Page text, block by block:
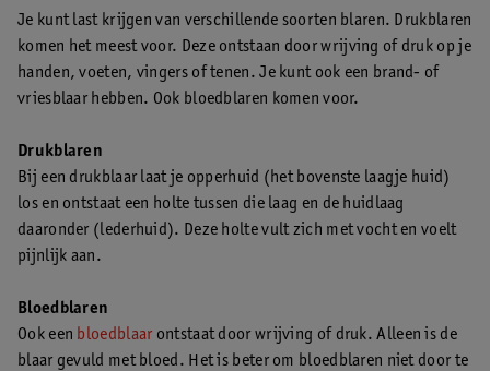
Je kunt last krijgen van verschillende soorten blaren. Drukblaren
komen het meest voor. Deze ontstaan door wrijving of druk op je
handen, voeten, vingers of tenen. Je kunt ook een brand- of
vriesblaar hebben. Ook bloedblaren komen voor.
Drukblaren
Bij een drukblaar laat je opperhuid (het bovenste laagje huid)
los en ontstaat een holte tussen die laag en de huidlaag
daaronder (lederhuid). Deze holte vult zich met vocht en voelt
pijnlijk aan.
Bloedblaren
Ook een bloedblaar ontstaat door wrijving of druk. Alleen is de
blaar gevuld met bloed. Het is beter om bloedblaren niet door te